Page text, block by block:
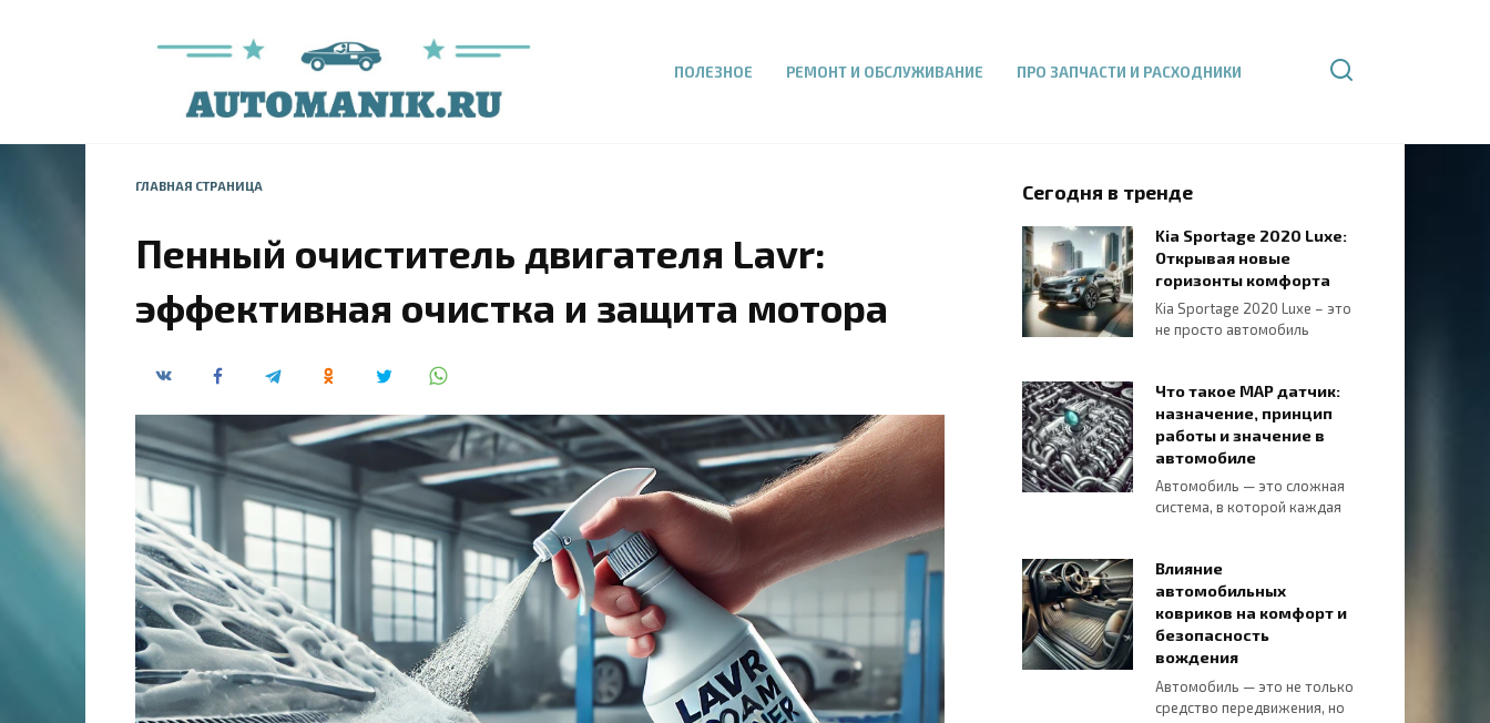
ПОЛЕЗНОЕ РЕМОНТ И ОБСЛУЖИВАНИЕ ПРО ЗАПЧАСТИ И РАСХОДНИКИ
ГЛАВНАЯ СТРАНИЦА
Пенный очиститель двигателя Lavr:
эффективная очистка и защита мотора
Сегодня в тренде
Kia Sportage 2020 Luxe:
Открывая новые
горизонты комфорта
Kia Sportage 2020 Luxe – это
не просто автомобиль
Что такое MAP датчик:
назначение, принцип
работы и значение в
автомобиле
Автомобиль — это сложная
система, в которой каждая
Влияние
автомобильных
ковриков на комфорт и
безопасность
вождения
Автомобиль — это не только
средство передвижения, но